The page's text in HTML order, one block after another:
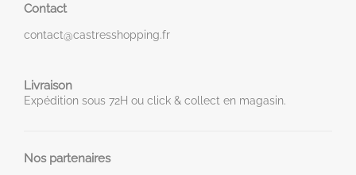
Contact
contact@castresshopping.fr
Livraison
Expédition sous 72H ou click & collect en magasin.
Nos partenaires